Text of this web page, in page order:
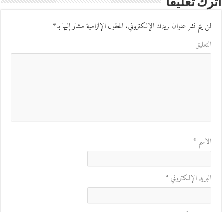
اترك تعليقاً
لن يتم نشر عنوان بريدك الإلكتروني.الحقول الإلزامية مشار إليها بـ*
التعليق
الاسم*
البريد الإلكتروني*